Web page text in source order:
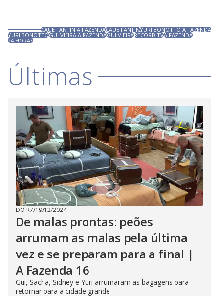
CAUE FANTIN A FAZENDACAUE FANTINYURI BONOTTO A FAZENDA
YURI BONOTTOGUI VIEIRA A FAZENDAGUI VIEIRARECORD TVA FAZENDA
24 HORAS
Últimas
DO R7/19/12/2024
De malas prontas: peões
arrumam as malas pela última
vez e se preparam para a final |
A Fazenda 16
Gui, Sacha, Sidney e Yuri arrumaram as bagagens para
retornar para a cidade grande